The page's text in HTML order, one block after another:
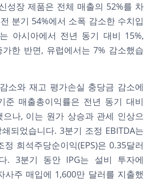
성장 제품은 전체 매출의 52%를 차
분기 54%에서 소폭 감소한 수치입
아시아에서 전년 동기 대비 15%,
한 반면, 유럽에서는 7% 감소했습
소와 재고 평가손실 충당금 감소에
준 매출총이익률은 전년 동기 대비
으나, 이는 원가 상승과 관세 인상으
되었습니다. 3분기 조정 EBITDA는
정 희석주당순이익(EPS)은 0.35달러
. 3분기 동안 IPG는 설비 투자에
사주 매입에 1,600만 달러를 지출했